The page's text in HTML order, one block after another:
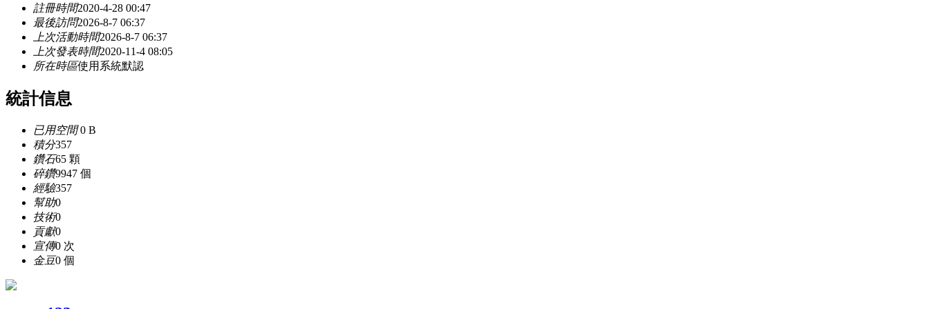
註冊時間2020-4-28 00:47
最後訪問2026-8-7 06:37
上次活動時間2026-8-7 06:37
上次發表時間2020-11-4 08:05
所在時區使用系統默認
統計信息
已用空間0 B
積分357
鑽石65 顆
碎鑽9947 個
經驗357
幫助0
技術0
貢獻0
宣傳0 次
金豆0 個